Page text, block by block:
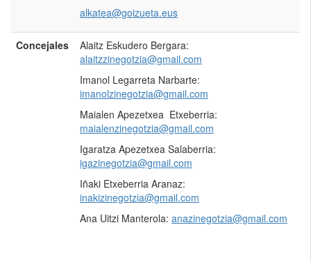
alkatea@goizueta.eus
Concejales
Alaitz Eskudero Bergara:
alaitzzinegotzia@gmail.com
Imanol Legarreta Narbarte:
imanolzinegotzia@gmail.com
Maialen Apezetxea Etxeberria:
maialenzinegotzia@gmail.com
Igaratza Apezetxea Salaberria:
igazinegotzia@gmail.com
Iñaki Etxeberria Aranaz:
inakizinegotzia@gmail.com
Ana Uitzi Manterola: anazinegotzia@gmail.com